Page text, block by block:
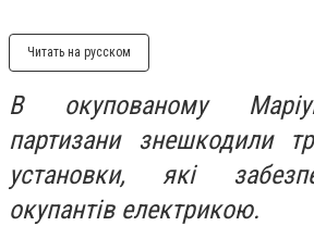
Читать на русском
В окупованому
партизани знешкодили
установки, які
окупантів електрикою.